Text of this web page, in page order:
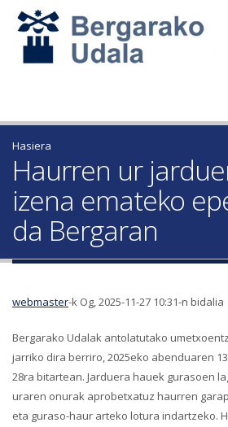
Hasiera
Haurren ur
izena emateko
da Bergaran
webmaster-k Og, 2025-11-27 10:31-n bidalia
Bergarako Udalak antolatutako
jarriko dira berriro, 2025eko abenduaren
28ra bitartean. Jarduera hauek gurasoen
uraren onurak aprobetxatuz haurren
eta guraso-haur arteko lotura indartzeko.